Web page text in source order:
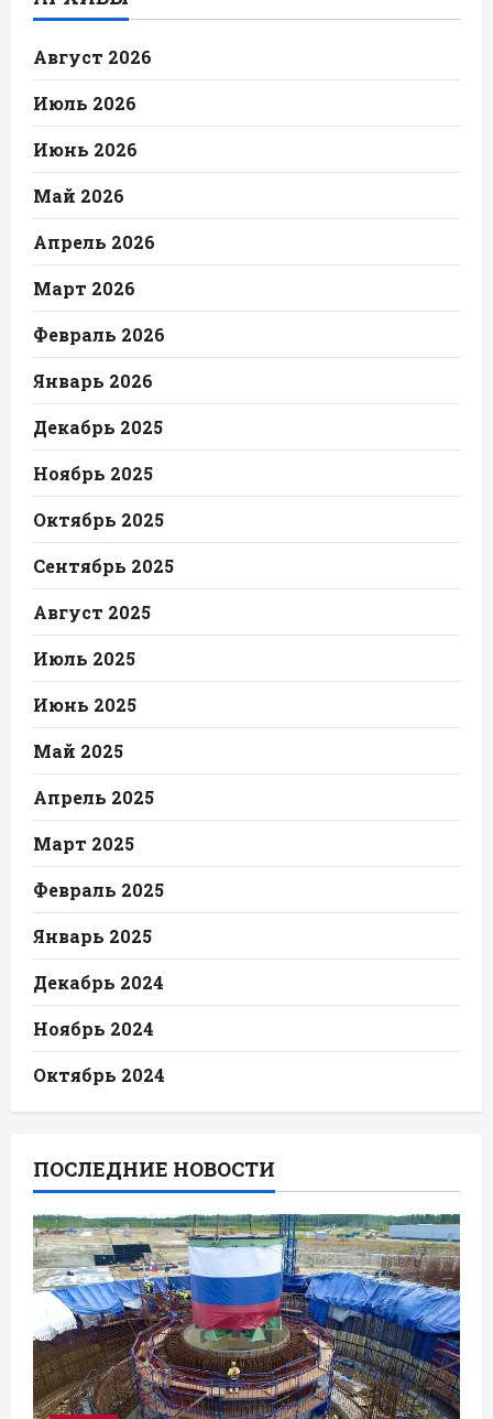
Август 2026
Июль 2026
Июнь 2026
Май 2026
Апрель 2026
Март 2026
Февраль 2026
Январь 2026
Декабрь 2025
Ноябрь 2025
Октябрь 2025
Сентябрь 2025
Август 2025
Июль 2025
Июнь 2025
Май 2025
Апрель 2025
Март 2025
Февраль 2025
Январь 2025
Декабрь 2024
Ноябрь 2024
Октябрь 2024
ПОСЛЕДНИЕ НОВОСТИ